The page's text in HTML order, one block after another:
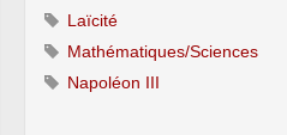
Laïcité
Mathématiques/Sciences
Napoléon III